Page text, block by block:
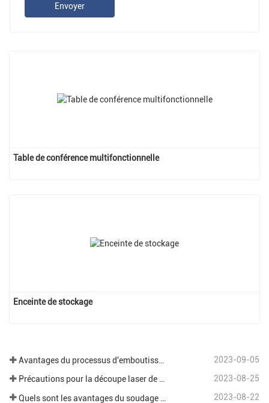
Envoyer
Table de conférence multifonctionnelle
Enceinte de stockage
2023-09-05
Précautions pour la découpe laser de différentes plaques dans le traitement de la tôle. 2023-08-25
2023-08-22